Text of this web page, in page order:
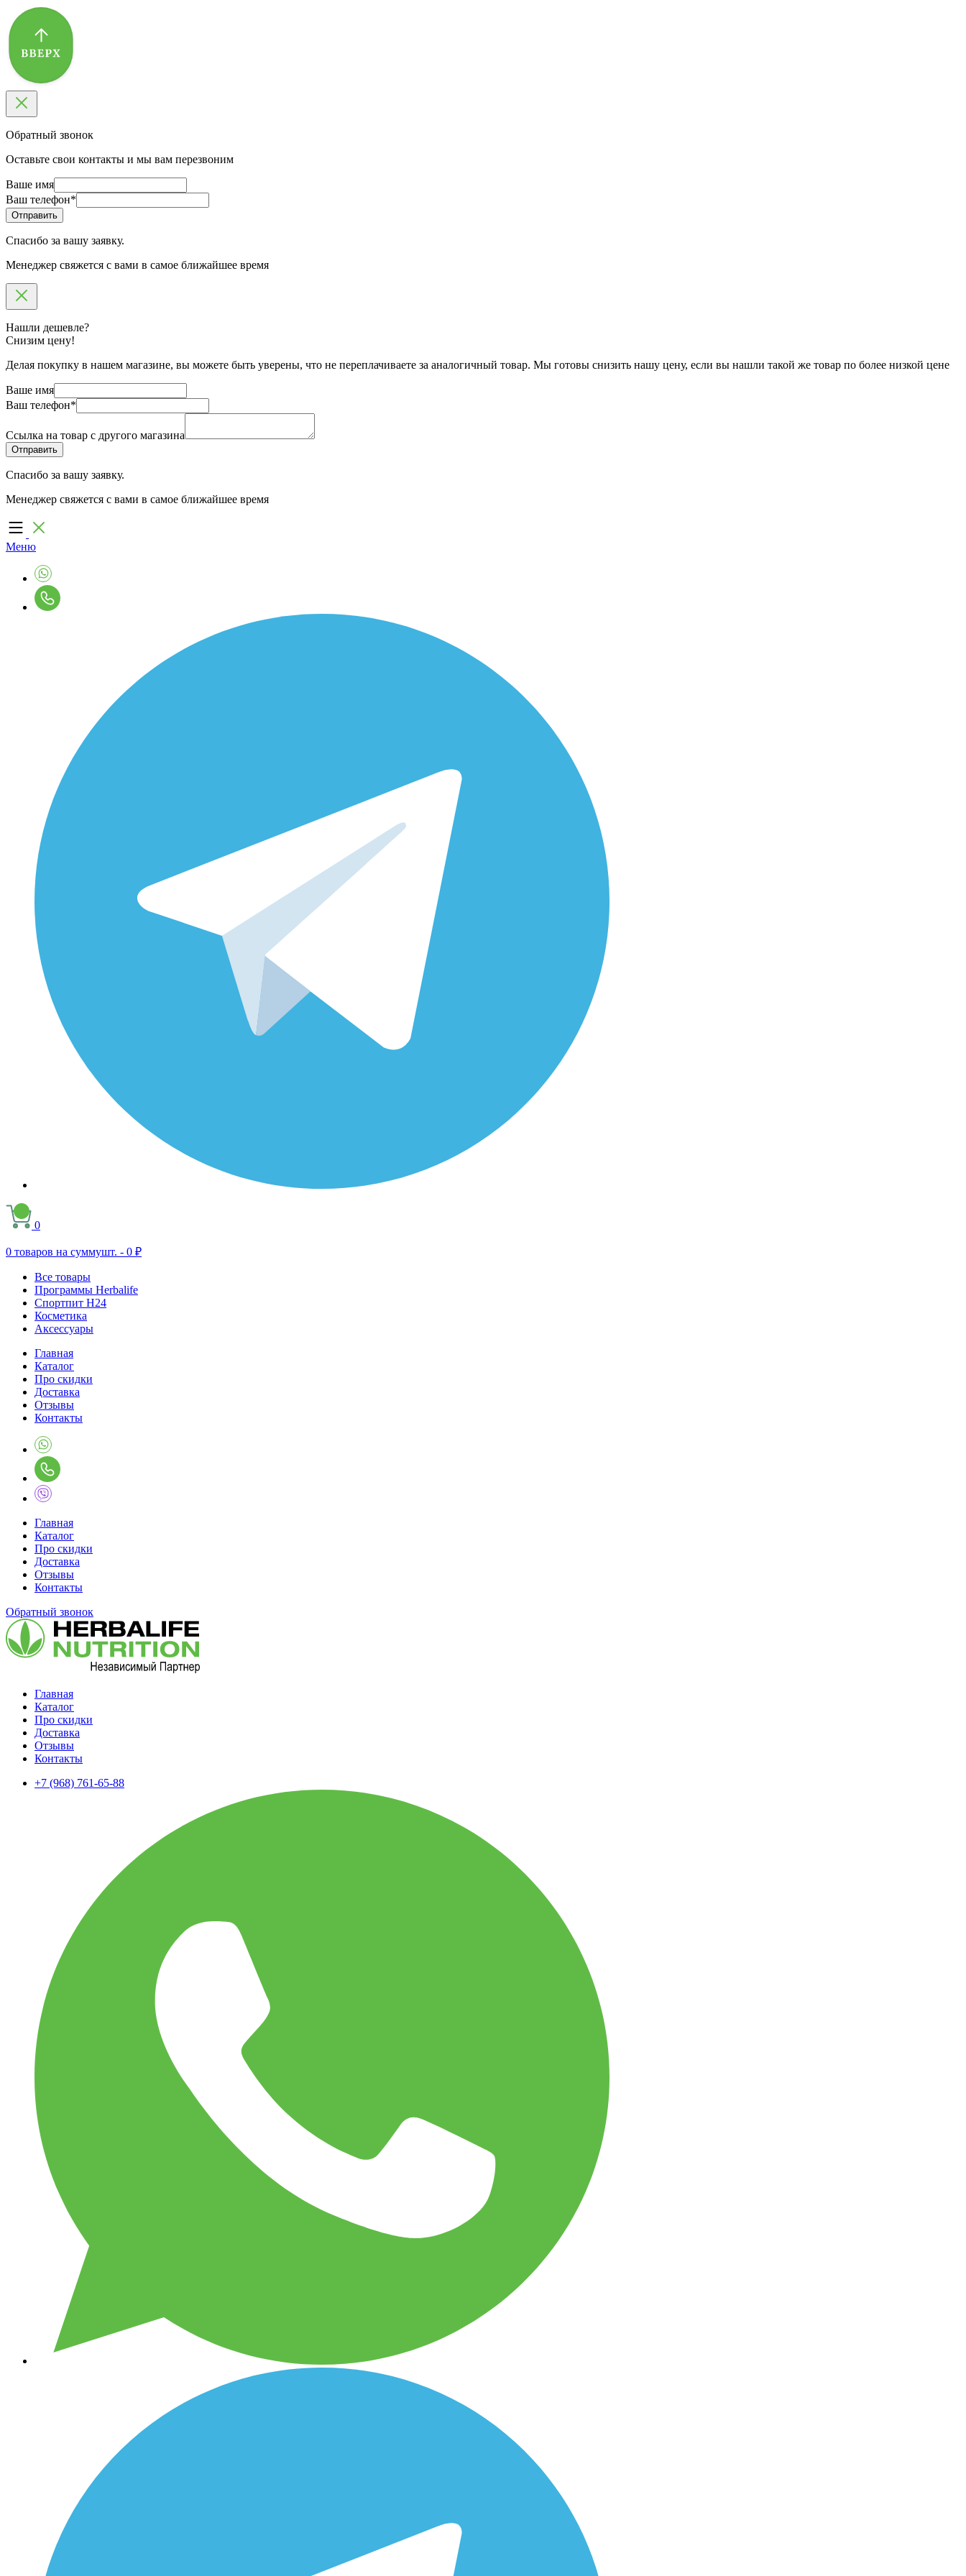
Обратный звонок
Оставьте свои контакты и мы вам перезвоним
Ваше имя
Ваш телефон*
Спасибо за вашу заявку.
Менеджер свяжется с вами в самое ближайшее время
Нашли дешевле?
Снизим цену!
Делая покупку в нашем магазине, вы можете быть уверены, что не переплачиваете за аналогичный товар. Мы готовы снизить нашу цену, если вы нашли такой же товар по более низкой цене
Ваше имя
Ваш телефон*
Ссылка на товар с другого магазина
Спасибо за вашу заявку.
Менеджер свяжется с вами в самое ближайшее время
Меню
0
0 товаров на суммушт. - 0 ₽
Все товары
Программы Herbalife
Спортпит H24
Косметика
Аксессуары
Главная
Каталог
Про скидки
Доставка
Отзывы
Контакты
Главная
Каталог
Про скидки
Доставка
Отзывы
Контакты
Обратный звонок
Главная
Каталог
Про скидки
Доставка
Отзывы
Контакты
+7 (968) 761-65-88